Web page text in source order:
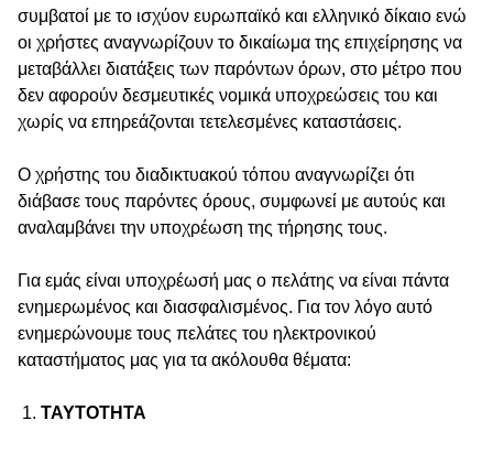
συμβατοί με το ισχύον ευρωπαϊκό και ελληνικό δίκαιο ενώ
οι χρήστες αναγνωρίζουν το δικαίωμα της επιχείρησης να
μεταβάλλει διατάξεις των παρόντων όρων, στο μέτρο που
δεν αφορούν δεσμευτικές νομικά υποχρεώσεις του και
χωρίς να επηρεάζονται τετελεσμένες καταστάσεις.
Ο χρήστης του διαδικτυακού τόπου αναγνωρίζει ότι
διάβασε τους παρόντες όρους, συμφωνεί με αυτούς και
αναλαμβάνει την υποχρέωση της τήρησης τους.
Για εμάς είναι υποχρέωσή μας ο πελάτης να είναι πάντα
ενημερωμένος και διασφαλισμένος. Για τον λόγο αυτό
ενημερώνουμε τους πελάτες του ηλεκτρονικού
καταστήματος μας για τα ακόλουθα θέματα:
ΤΑΥΤΟΤΗΤΑ